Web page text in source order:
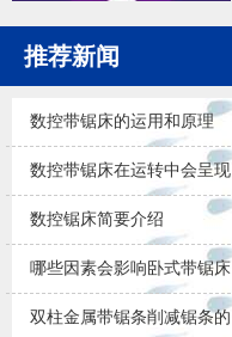
推荐新闻
数控带锯床的运用和原理
数控带锯床在运转中会呈现
的问题
数控锯床简要介绍
哪些因素会影响卧式带锯床
锯削的效果
双柱金属带锯条削减锯条的